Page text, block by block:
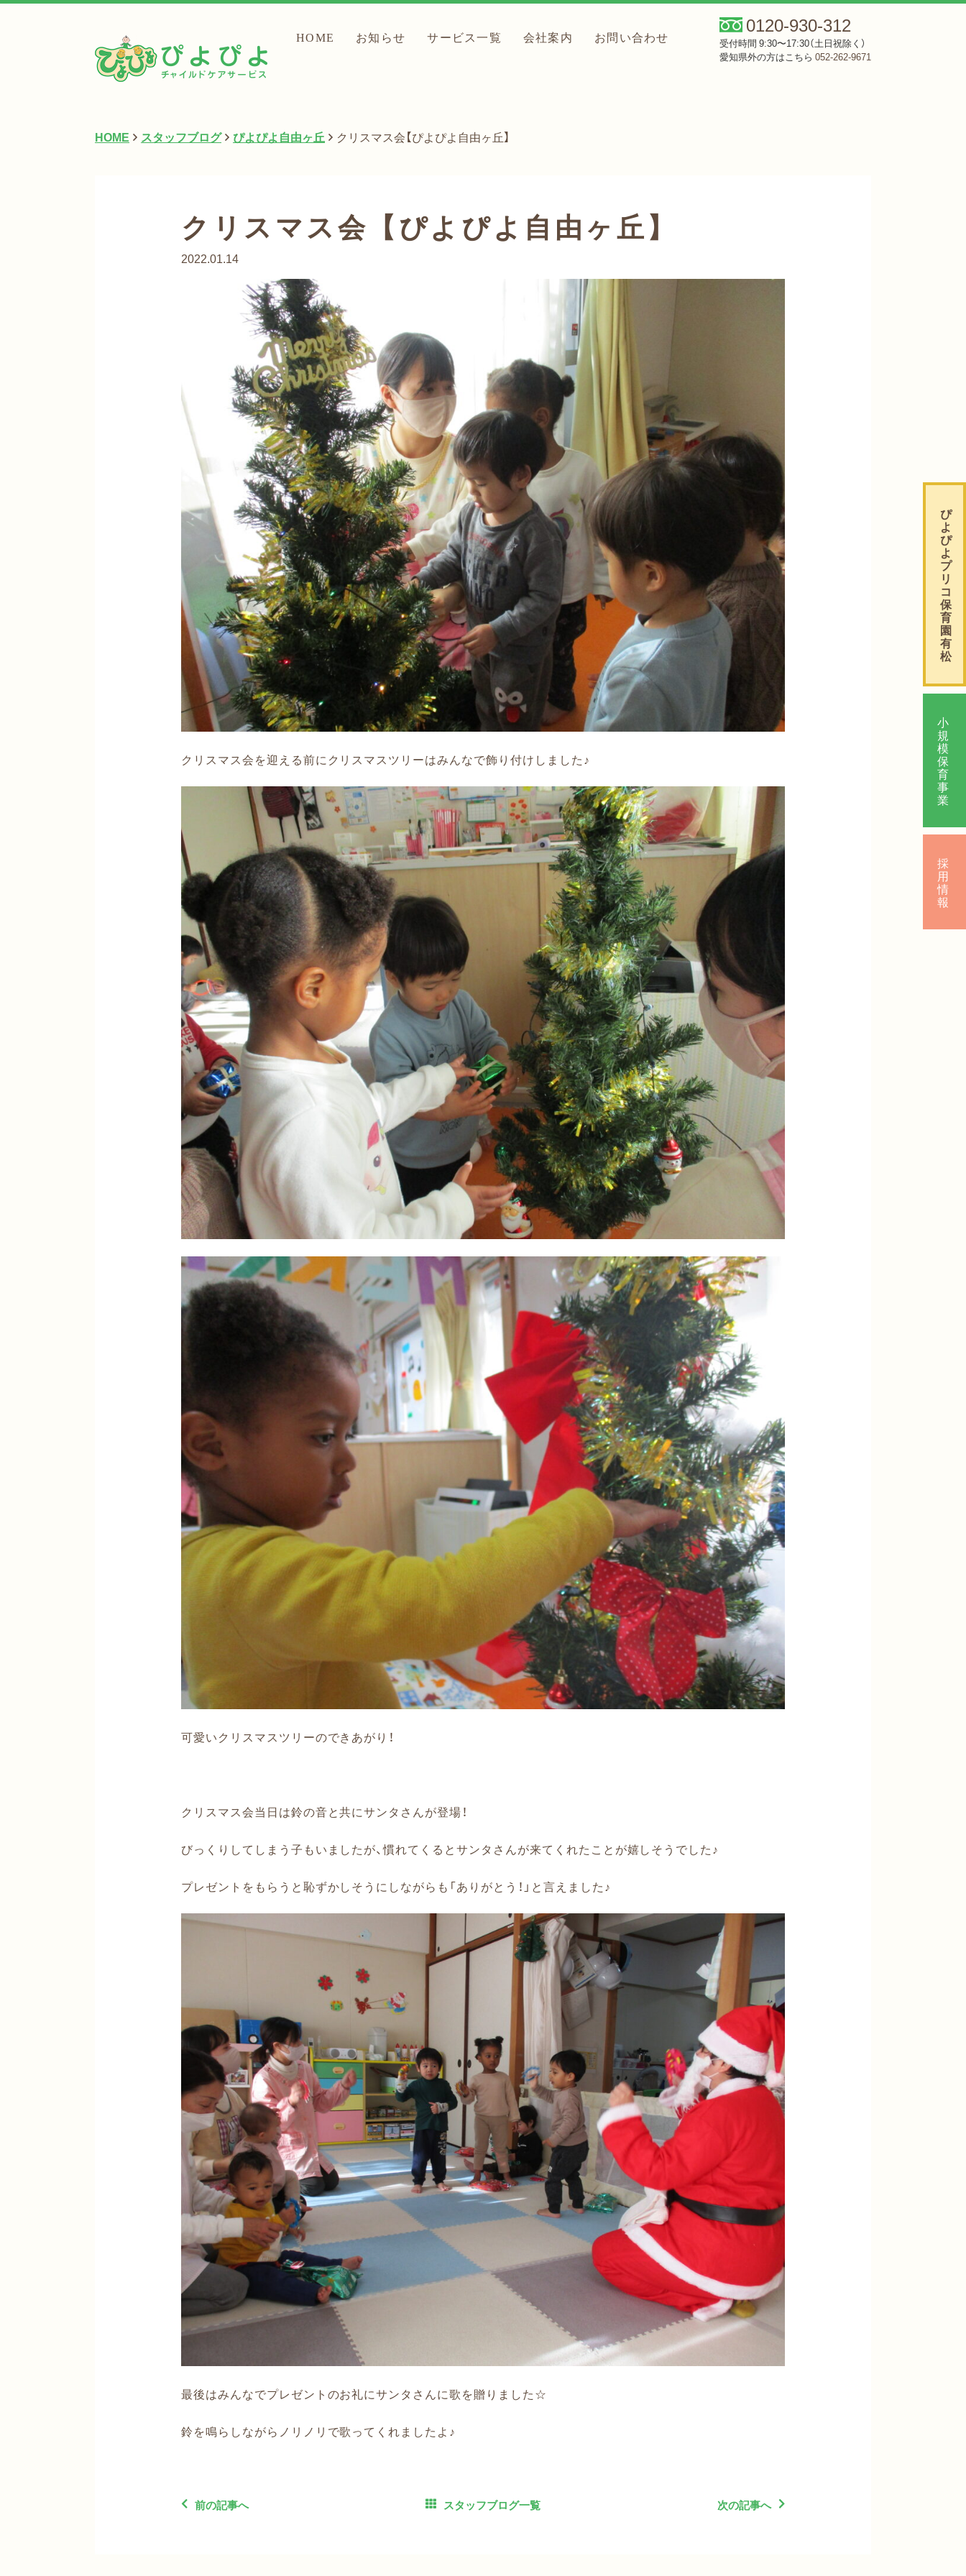
HOME お知らせ サービス一覧 会社案内 お問い合わせ
0120-930-312
受付時間 9:30〜17:30（土日祝除く）
愛知県外の方はこちら 052-262-9671
HOME スタッフブログ ぴよぴよ自由ヶ丘 クリスマス会【ぴよぴよ自由ヶ丘】
クリスマス会【ぴよぴよ自由ヶ丘】
2022.01.14
クリスマス会を迎える前にクリスマスツリーはみんなで飾り付けしました♪
可愛いクリスマスツリーのできあがり！
クリスマス会当日は鈴の音と共にサンタさんが登場！
びっくりしてしまう子もいましたが、慣れてくるとサンタさんが来てくれたことが嬉しそうでした♪
プレゼントをもらうと恥ずかしそうにしながらも「ありがとう！」と言えました♪
最後はみんなでプレゼントのお礼にサンタさんに歌を贈りました☆
鈴を鳴らしながらノリノリで歌ってくれましたよ♪
前の記事へ スタッフブログ一覧 次の記事へ
ぴ
よ
ぴ
よ
プ
リ
コ
保
育
園
有
松
小
規
模
保
育
事
業
採
用
情
報